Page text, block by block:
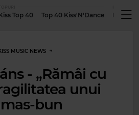
Top 40 Top 40 Kiss'N'Dance
MUSIC NEWS
- „Rămâi cu
unui
bun